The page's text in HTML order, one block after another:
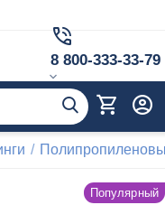
8 800-333-33-79
/
Популярный